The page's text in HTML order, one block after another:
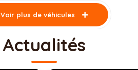
Voir plus de véhicules
Actualités